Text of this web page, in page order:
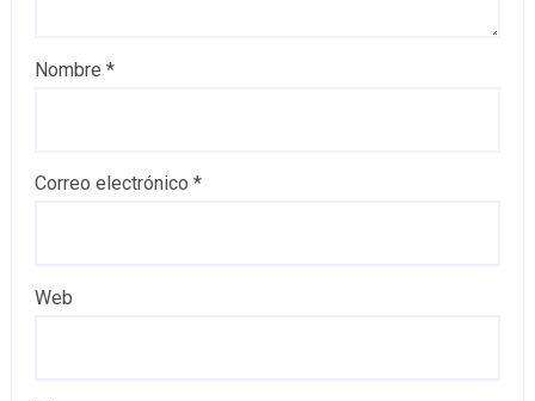
Nombre *
Correo electrónico *
Web